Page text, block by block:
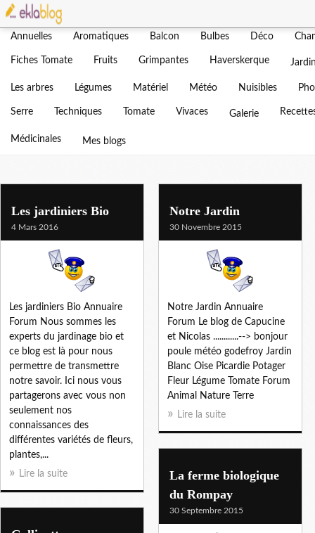
Blog d'un jardin
Vous trouverez ici tout sur
Actualités
Annuelles Aromatiques Balcon Bulbes Déco
Fiches Tomate Fruits Grimpantes Haverskerque
Les arbres Légumes Matériel Météo Nuisibles
Serre Techniques Tomate Vivaces Galerie
Médicinales Mes blogs
Les jardiniers Bio
4 Mars 2016
Les jardiniers Bio Annuaire
Forum Nous sommes les
experts du jardinage bio et
ce blog est là pour nous
permettre de transmettre
notre savoir. Ici nous vous
partagerons avec vous non
seulement nos
connaissances des
différentes variétés de fleurs,
plantes,...
Lire la suite
Notre Jardin
30 Novembre 2015
Notre Jardin Annuaire
Forum Le blog de Capucine
et Nicolas ............--> bonjour
poule météo godefroy Jardin
Blanc Oise Picardie Potager
Fleur Légume Tomate Forum
Animal Nature Terre
Lire la suite
La ferme biologique
du Rompay
30 Septembre 2015